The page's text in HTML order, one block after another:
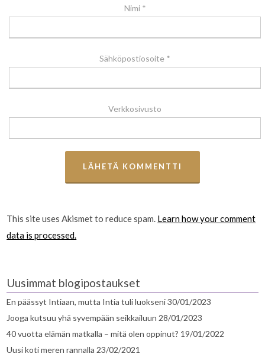
Nimi *
Sähköpostiosoite *
Verkkosivusto
This site uses Akismet to reduce spam. Learn how your comment
data is processed.
Uusimmat blogipostaukset
En päässyt Intiaan, mutta Intia tuli luokseni30/01/2023
Jooga kutsuu yhä syvempään seikkailuun 28/01/2023
40 vuotta elämän matkalla – mitä olen oppinut? 19/01/2022
Uusi koti meren rannalla 23/02/2021